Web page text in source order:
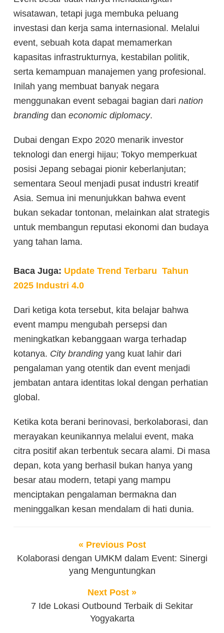
wisatawan, tetapi juga membuka peluang
investasi dan kerja sama internasional. Melalui
event, sebuah kota dapat memamerkan
kapasitas infrastrukturnya, kestabilan politik,
serta kemampuan manajemen yang profesional.
Inilah yang membuat banyak negara
menggunakan event sebagai bagian dari nation
branding dan economic diplomacy.
Dubai dengan Expo 2020 menarik investor
teknologi dan energi hijau; Tokyo memperkuat
posisi Jepang sebagai pionir keberlanjutan;
sementara Seoul menjadi pusat industri kreatif
Asia. Semua ini menunjukkan bahwa event
bukan sekadar tontonan, melainkan alat strategis
untuk membangun reputasi ekonomi dan budaya
yang tahan lama.
Baca Juga: Update Trend Terbaru Tahun
2025 Industri 4.0
Dari ketiga kota tersebut, kita belajar bahwa
event mampu mengubah persepsi dan
meningkatkan kebanggaan warga terhadap
kotanya. City branding yang kuat lahir dari
pengalaman yang otentik dan event menjadi
jembatan antara identitas lokal dengan perhatian
global.
Ketika kota berani berinovasi, berkolaborasi, dan
merayakan keunikannya melalui event, maka
citra positif akan terbentuk secara alami. Di masa
depan, kota yang berhasil bukan hanya yang
besar atau modern, tetapi yang mampu
menciptakan pengalaman bermakna dan
meninggalkan kesan mendalam di hati dunia.
« Previous Post
Kolaborasi dengan UMKM dalam Event: Sinergi
yang Menguntungkan
Next Post »
7 Ide Lokasi Outbound Terbaik di Sekitar
Yogyakarta